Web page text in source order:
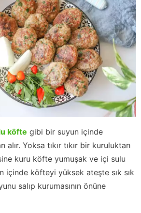
köfte gibi bir suyun içinde
alır. Yoksa tıkır tıkır bir kuruluktan
kuru köfte yumuşak ve içi sulu
içinde köfteyi yüksek ateşte sık sık
salıp kurumasının önüne